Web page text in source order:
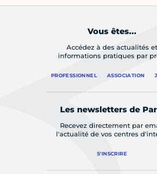
Vous êtes...
Accédez à des actualités et
informations pratiques par
PROFESSIONNEL ASSOCIATION
Les newsletters de
Recevez directement par
l'actualité de vos centres
S'INSCRIRE